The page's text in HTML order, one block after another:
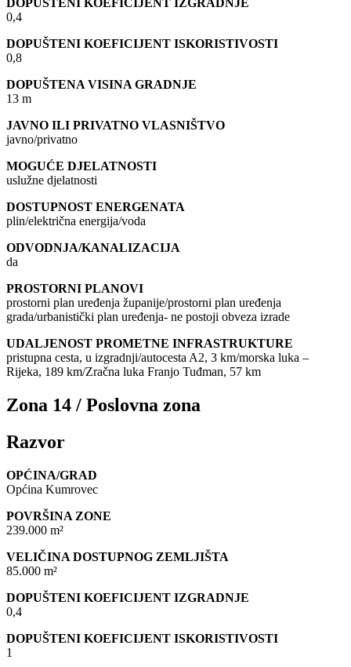
DOPUŠTENI KOEFICIJENT IZGRADNJE
0,4
DOPUŠTENI KOEFICIJENT ISKORISTIVOSTI
0,8
DOPUŠTENA VISINA GRADNJE
13 m
JAVNO ILI PRIVATNO VLASNIŠTVO
javno/privatno
MOGUĆE DJELATNOSTI
uslužne djelatnosti
DOSTUPNOST ENERGENATA
plin/električna energija/voda
ODVODNJA/KANALIZACIJA
da
PROSTORNI PLANOVI
prostorni plan uređenja županije/prostorni plan uređenja
grada/urbanistički plan uređenja- ne postoji obveza izrade
UDALJENOST PROMETNE INFRASTRUKTURE
pristupna cesta, u izgradnji/autocesta A2, 3 km/morska luka –
Rijeka, 189 km/Zračna luka Franjo Tuđman, 57 km
Zona 14 / Poslovna zona
Razvor
OPĆINA/GRAD
Općina Kumrovec
POVRŠINA ZONE
239.000 m²
VELIČINA DOSTUPNOG ZEMLJIŠTA
85.000 m²
DOPUŠTENI KOEFICIJENT IZGRADNJE
0,4
DOPUŠTENI KOEFICIJENT ISKORISTIVOSTI
1